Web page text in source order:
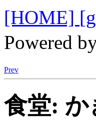
[HOME]
Powered
Prev
食堂: か